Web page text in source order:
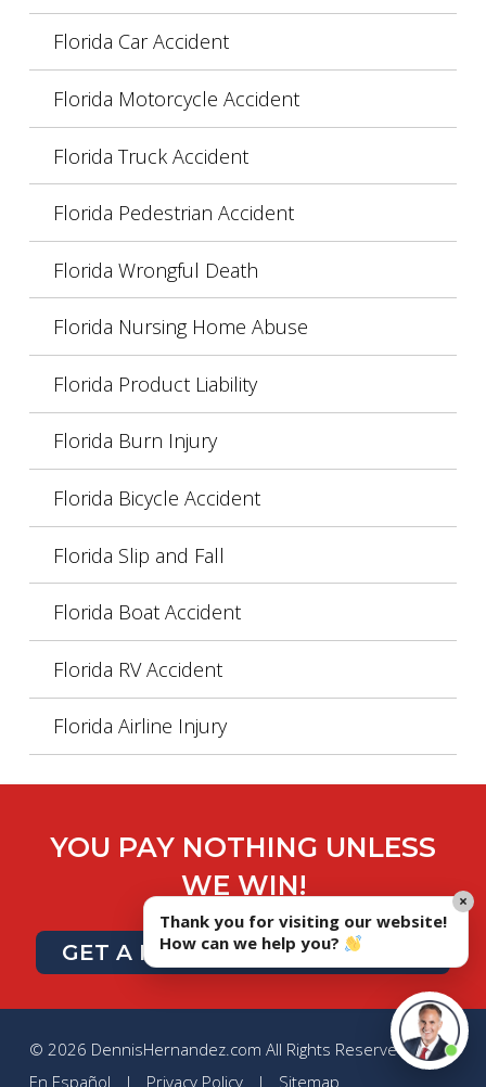
Florida Car Accident
Florida Motorcycle Accident
Florida Truck Accident
Florida Pedestrian Accident
Florida Wrongful Death
Florida Nursing Home Abuse
Florida Product Liability
Florida Burn Injury
Florida Bicycle Accident
Florida Slip and Fall
Florida Boat Accident
Florida RV Accident
Florida Airline Injury
YOU PAY NOTHING UNLESS
WE WIN!
GET A FREE CASE EVALUATION
© 2026 DennisHernandez.com All Rights Reserved |
En Español | Privacy Policy | Sitemap
Thank you for visiting our website!
How can we help you?
×